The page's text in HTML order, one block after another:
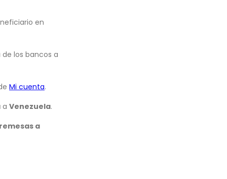
en
los bancos a
Mi cuenta.
a Venezuela.
a